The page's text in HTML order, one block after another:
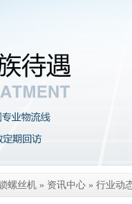
螺丝机 » 资讯中心 » 行业动